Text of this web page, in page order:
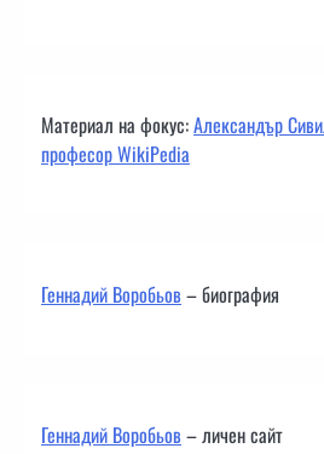
Материал на фокус:Александър
професор WikiPedia
Геннадий Воробьов– биография
Геннадий Воробьов– личен сайт